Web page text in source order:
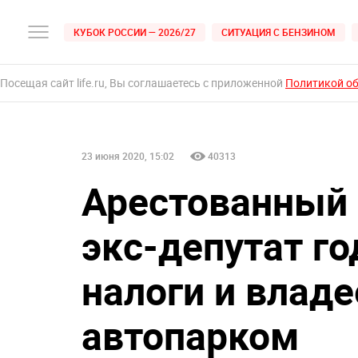
КУБОК РОССИИ — 2026/27 СИТУАЦИЯ С БЕНЗИНОМ
Посещая сайт life.ru, Вы соглашаетесь с приложенной Политикой
23 июня 2020, 15:02 40313
Арестованный
экс-депутат
налоги и
автопарком